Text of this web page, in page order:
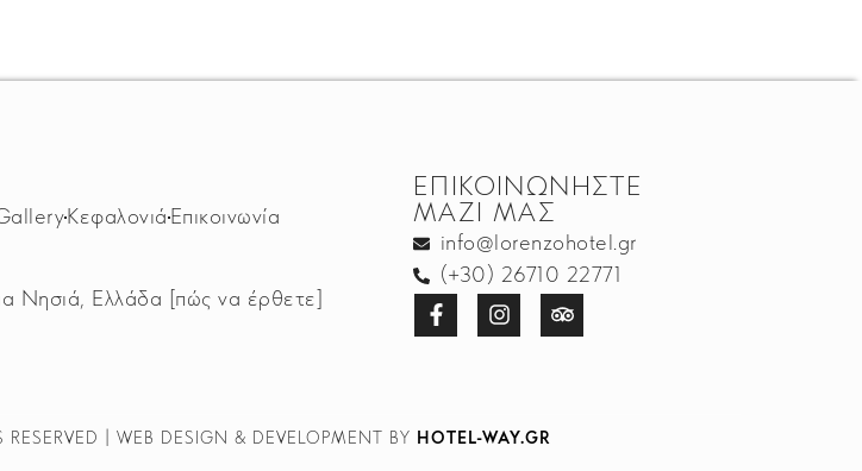
ΚεφαλονιάΕπικοινωνία
Νησιά, Ελλάδα [πώς να έρθετε]
ΕΠΙΚΟΙΝΩΝΉΣΤΕ
ΜΑΖΊ ΜΑΣ
info@lorenzohotel.gr
(+30) 26710 22771
RESERVED | WEB DESIGN & DEVELOPMENT BY HOTEL-WAY.GR